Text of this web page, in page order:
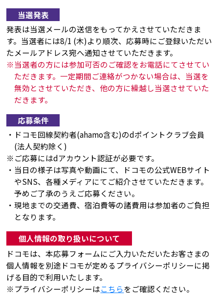
当選発表
発表は当選メールの送信をもってかえさせていただきま
す。当選者には8/1 (木)より順次、応募時にご登録いただい
たメールアドレス宛へ通知させていただきます。
※当選者の方には参加可否のご確認をお電話にてさせてい
ただきます。一定期間ご連絡がつかない場合は、当選を
無効とさせていただき、他の方に繰越し当選させていた
だきます。
応募条件
・ドコモ回線契約者(ahamo含む)のdポイントクラブ会員
(法人契約除く)
※ご応募にはdアカウント認証が必要です。
・当日の様子は写真や動画にて、ドコモの公式WEBサイト
やSNS、各種メディアにてご紹介させていただきます。
予めご了承のうえご応募ください。
・現地までの交通費、宿泊費等の諸費用は参加者のご負担
となります。
個人情報の取り扱いについて
ドコモは、本応募フォームにご入力いただいたお客さまの
個人情報を別途ドコモが定めるプライバシーポリシーに掲
げる目的で利用いたします。
※プライバシーポリシーはこちらをご確認ください。